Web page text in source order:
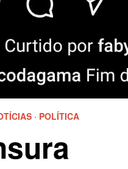
· POLÍTICA